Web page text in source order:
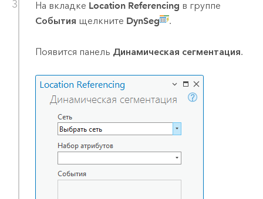
На вкладке Location Referencing в группе
События щелкните DynSeg .
Появится панель Динамическая сегментация.